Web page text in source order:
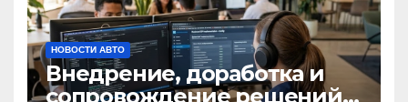
НОВОСТИ АВТО
Внедрение, доработка и
сопровождение решений